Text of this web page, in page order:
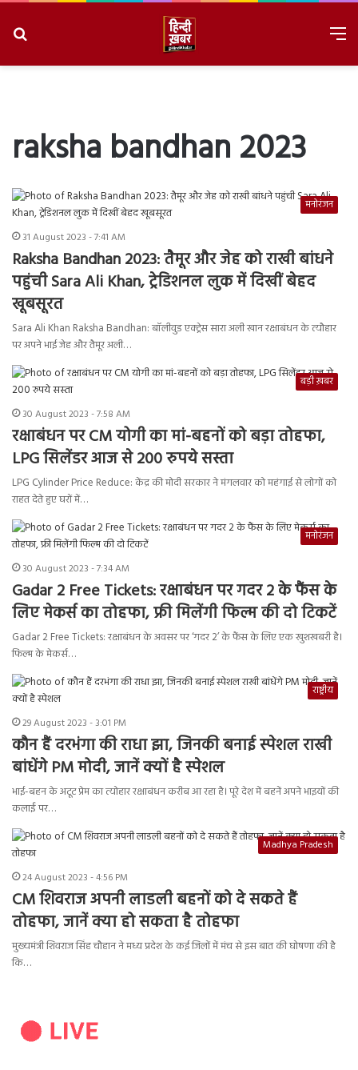
raksha bandhan 2023
मनोरंजन
31 August 2023 - 7:41 AM
Raksha Bandhan 2023: तैमूर और जेह को राखी बांधने
पहुंची Sara Ali Khan, ट्रेडिशनल लुक में दिखीं बेहद
खूबसूरत
Sara Ali Khan Raksha Bandhan: बॉलीवुड एक्ट्रेस सारा अली खान रक्षाबंधन के त्यौहार
पर अपने भाई जेह और तैमूर अली…
बड़ी ख़बर
30 August 2023 - 7:58 AM
रक्षाबंधन पर CM योगी का मां-बहनों को बड़ा तोहफा,
LPG सिलेंडर आज से 200 रुपये सस्ता
LPG Cylinder Price Reduce: केंद्र की मोदी सरकार ने मंगलवार को महंगाई से लोगों को
राहत देते हुए घरों में…
मनोरंजन
30 August 2023 - 7:34 AM
Gadar 2 Free Tickets: रक्षाबंधन पर गदर 2 के फैंस के
लिए मेकर्स का तोहफा, फ्री मिलेंगी फिल्म की दो टिकटें
Gadar 2 Free Tickets: रक्षाबंधन के अवसर पर ‘गदर 2’ के फैंस के लिए एक खुशखबरी है।
फिल्म के मेकर्स…
राष्ट्रीय
29 August 2023 - 3:01 PM
कौन हैं दरभंगा की राधा झा, जिनकी बनाई स्पेशल राखी
बांधेंगे PM मोदी, जानें क्यों है स्पेशल
भाई-बहन के अटूट प्रेम का त्योहार रक्षाबंधन करीब आ रहा है। पूरे देश में बहनें अपने भाइयों की
कलाईं पर…
Madhya Pradesh
24 August 2023 - 4:56 PM
CM शिवराज अपनी लाडली बहनों को दे सकते हैं
तोहफा, जानें क्या हो सकता है तोहफा
मुख्यमंत्री शिवराज सिंह चौहान ने मध्य प्रदेश के कई जिलों में मंच से इस बात की घोषणा की है
कि…